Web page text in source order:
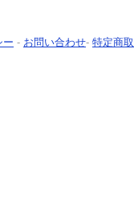
ー - お問い合わせ- 特定商